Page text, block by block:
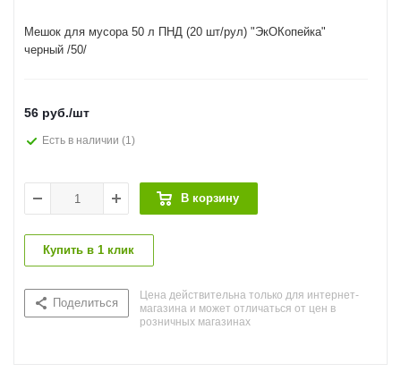
Мешок для мусора 50 л ПНД (20 шт/рул) "ЭкОКопейка"
черный /50/
56 руб./шт
Есть в наличии (1)
В корзину
Купить в 1 клик
Поделиться
Цена действительна только для интернет-
магазина и может отличаться от цен в
розничных магазинах